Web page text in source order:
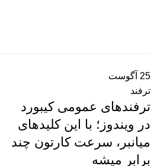
25 آگوست
ترفند
ترفندهای عمومی کیبورد
در ویندوز؛ با این کلیدهای
میانبر، سرعت کارتون چند
برابر میشه